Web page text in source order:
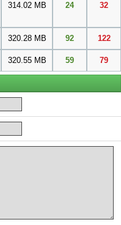
314.02 MB 24 32
320.28 MB 92 122
320.55 MB 59 79